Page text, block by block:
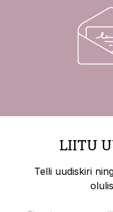
LIITU
Telli uudiskiri